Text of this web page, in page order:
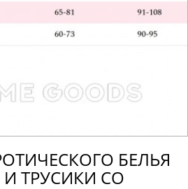
БЕЛЬЯ
И ТРУСИКИ СО